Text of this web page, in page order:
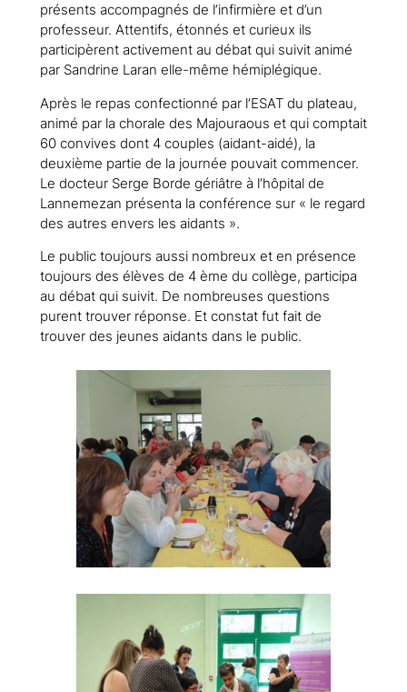
présents accompagnés de l’infirmière et d’un
professeur. Attentifs, étonnés et curieux ils
participèrent activement au débat qui suivit animé
par Sandrine Laran elle-même hémiplégique.
Après le repas confectionné par l’ESAT du plateau,
animé par la chorale des Majouraous et qui comptait
60 convives dont 4 couples (aidant-aidé), la
deuxième partie de la journée pouvait commencer.
Le docteur Serge Borde gériâtre à l’hôpital de
Lannemezan présenta la conférence sur « le regard
des autres envers les aidants ».
Le public toujours aussi nombreux et en présence
toujours des élèves de 4 ème du collège, participa
au débat qui suivit. De nombreuses questions
purent trouver réponse. Et constat fut fait de
trouver des jeunes aidants dans le public.